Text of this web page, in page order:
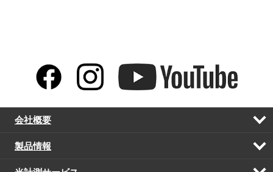
会社概要
開
製品情報
開